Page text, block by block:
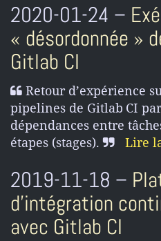
2020-01-24 –
« désordonnée »
Gitlab CI
Retour d’expérience
pipelines de Gitlab CI
dépendances entre
étapes (stages).
Lire
2019-11-18 –
d’intégration
avec Gitlab CI